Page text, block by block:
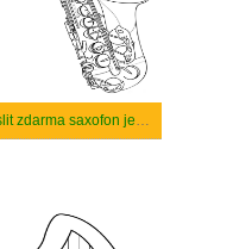
Kreslit zdarma saxofon jednoduchý